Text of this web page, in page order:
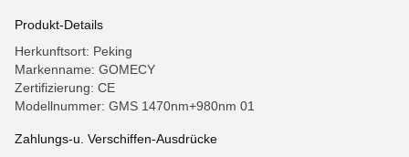
Produkt-Details
Herkunftsort: Peking
Markenname: GOMECY
Zertifizierung: CE
Modellnummer: GMS 1470nm+980nm 01
Zahlungs-u. Verschiffen-Ausdrücke